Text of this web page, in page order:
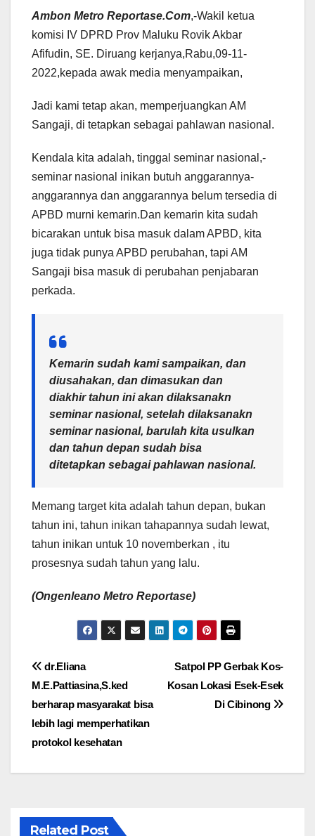
Ambon Metro Reportase.Com,-Wakil ketua
komisi IV DPRD Prov Maluku Rovik Akbar
Afifudin, SE. Diruang kerjanya,Rabu,09-11-
2022,kepada awak media menyampaikan,
Jadi kami tetap akan, memperjuangkan AM
Sangaji, di tetapkan sebagai pahlawan nasional.
Kendala kita adalah, tinggal seminar nasional,-
seminar nasional inikan butuh anggarannya-
anggarannya dan anggarannya belum tersedia di
APBD murni kemarin.Dan kemarin kita sudah
bicarakan untuk bisa masuk dalam APBD, kita
juga tidak punya APBD perubahan, tapi AM
Sangaji bisa masuk di perubahan penjabaran
perkada.
Kemarin sudah kami sampaikan, dan
diusahakan, dan dimasukan dan
diakhir tahun ini akan dilaksanakn
seminar nasional, setelah dilaksanakn
seminar nasional, barulah kita usulkan
dan tahun depan sudah bisa
ditetapkan sebagai pahlawan nasional.
Memang target kita adalah tahun depan, bukan
tahun ini, tahun inikan tahapannya sudah lewat,
tahun inikan untuk 10 novemberkan , itu
prosesnya sudah tahun yang lalu.
(Ongenleano Metro Reportase)
Navigasi
pos
Satpol PP Gerbak Kos-
Kosan Lokasi Esek-Esek
Di Cibinong
dr.Eliana
M.E.Pattiasina,S.ked
berharap masyarakat bisa
lebih lagi memperhatikan
protokol kesehatan
Related Post